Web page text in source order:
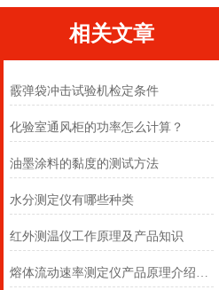
相关文章
霰弹袋冲击试验机检定条件
化验室通风柜的功率怎么计算？
油墨涂料的黏度的测试方法
水分测定仪有哪些种类
红外测温仪工作原理及产品知识
熔体流动速率测定仪产品原理介绍以及操作说明